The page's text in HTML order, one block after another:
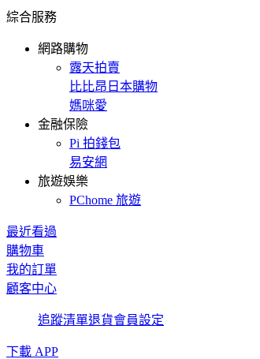
綜合服務
網路購物
露天拍賣
比比昂日本購物
媽咪愛
金融保險
Pi 拍錢包
易安網
旅遊娛樂
PChome 旅遊
最近看過
購物車
我的訂單
顧客中心
追蹤清單退貨會員設定
下載 APP